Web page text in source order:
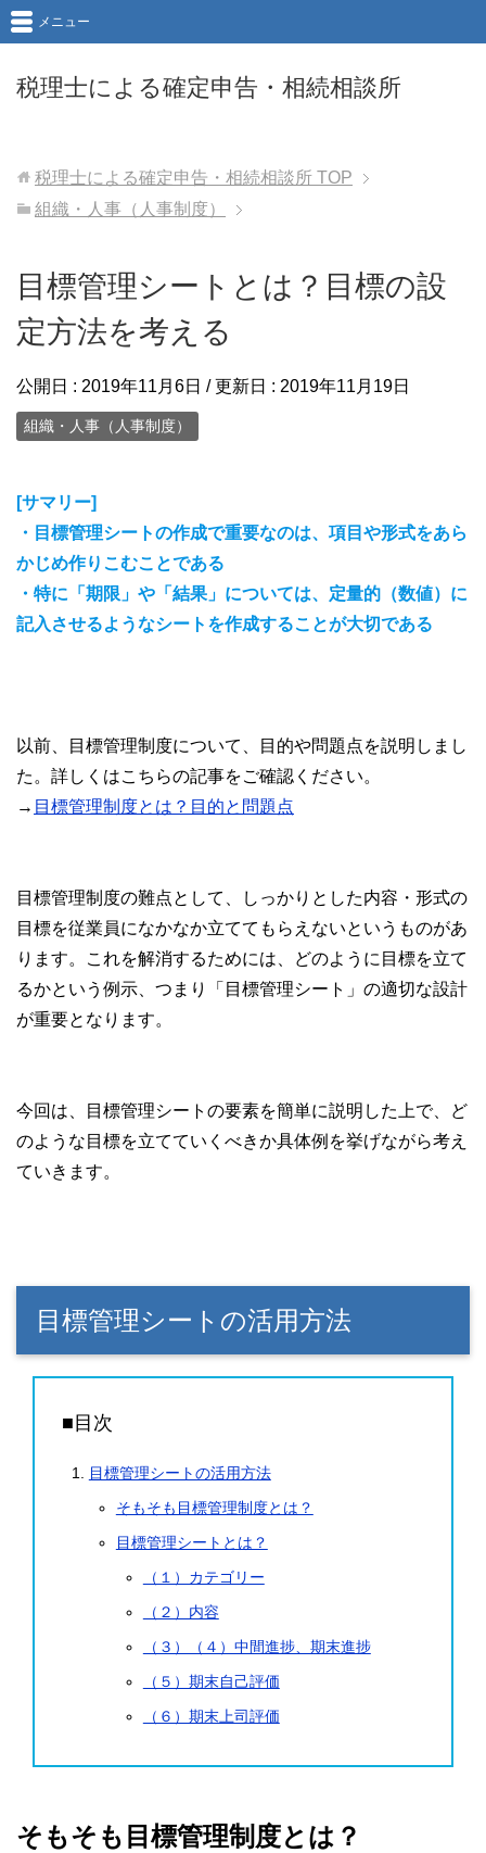
税理士による確定申告・相続相談所
メニュー
税理士による確定申告・相続相談所 TOP
組織・人事（人事制度）
目標管理シートとは？目標の設
定方法を考える
公開日 : 2019年11月6日 / 更新日 : 2019年11月19日
組織・人事（人事制度）
[サマリー]
・目標管理シートの作成で重要なのは、項目や形式をあら
かじめ作りこむことである
・特に「期限」や「結果」については、定量的（数値）に
記入させるようなシートを作成することが大切である
以前、目標管理制度について、目的や問題点を説明しまし
た。詳しくはこちらの記事をご確認ください。
→ 目標管理制度とは？目的と問題点
目標管理制度の難点として、しっかりとした内容・形式の
目標を従業員になかなか立ててもらえないというものがあ
ります。これを解消するためには、どのように目標を立て
るかという例示、つまり「目標管理シート」の適切な設計
が重要となります。
今回は、目標管理シートの要素を簡単に説明した上で、ど
のような目標を立てていくべきか具体例を挙げながら考え
ていきます。
目標管理シートの活用方法
■目次
目標管理シートの活用方法
そもそも目標管理制度とは？
目標管理シートとは？
（１）カテゴリー
（２）内容
（３）（４）中間進捗、期末進捗
（５）期末自己評価
（６）期末上司評価
そもそも目標管理制度とは？